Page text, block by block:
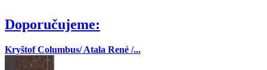
Doporučujeme:
Kryštof Columbus/ Atala René /...